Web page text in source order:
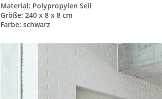
Material: Polypropylen Seil
Größe: 240 x 8 x 8 cm
Farbe: schwarz